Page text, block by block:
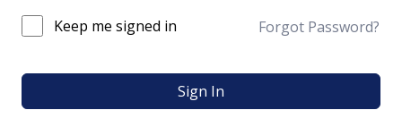
Keep me signed in Forgot Password?
Sign In